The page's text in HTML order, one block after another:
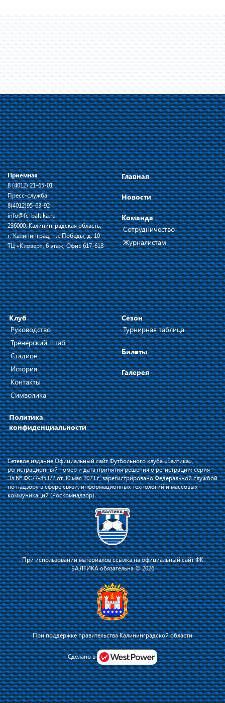
Я соглашаюсь с тем, что владелец сайта использует файлы cookie для
повышения удобства работы на сайте и сервис Яндекс.Метрика. Оставаясь
на сайте, я соглашаюсь сполитикой их применения.
Принять
Приемная
8 (4012) 21-65-01
Пресс-служба
8(4012)95-63-92
info@fc-baltika.ru
236000, Калининградская область,
г. Калининград, пл. Победы, д. 10
ТЦ «Кловер», 6 этаж, Офис 617-618
Главная
Новости
Команда
Сотрудничество
Журналистам
Клуб
Руководство
Тренерский штаб
Стадион
История
Контакты
Символика
Политика
конфиденциальности
Сезон
Турнирная таблица
Билеты
Галерея
Сетевое издание Официальный сайт Футбольного клуба «Балтика»,
регистрационный номер и дата принятия решения о регистрации: серия
Эл № ФС77-85372 от 30 мая 2023 г, зарегистрировано Федеральной службой
по надзору в сфере связи, информационных технологий и массовых
коммуникаций (Роскомнадзор).
При использовании материалов ссылка на официальный сайт ФК
БАЛТИКА обязательна © 2026
При поддержке правительства Калининградской области
Сделано в